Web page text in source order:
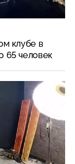
клубе в
65 человек